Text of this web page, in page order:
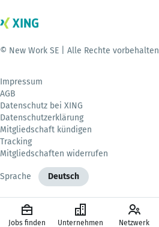
© New Work SE | Alle Rechte vorbehalten
Impressum
AGB
Datenschutz bei XING
Datenschutzerklärung
Mitgliedschaft kündigen
Tracking
Mitgliedschaften widerrufen
Sprache Deutsch
Jobs finden Unternehmen Netzwerk